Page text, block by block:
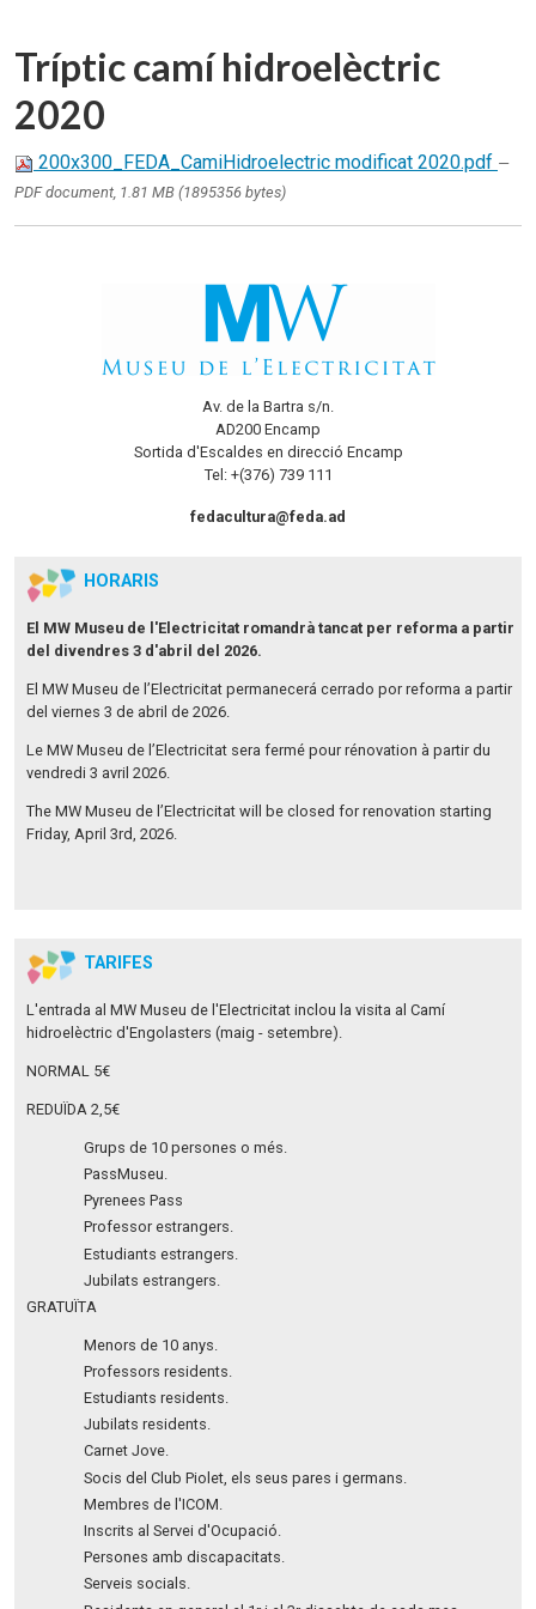
Tríptic camí hidroelèctric
2020
200x300_FEDA_CamiHidroelectric modificat 2020.pdf —
PDF document, 1.81 MB (1895356 bytes)
Av. de la Bartra s/n.
AD200 Encamp
Sortida d'Escaldes en direcció Encamp
Tel: +(376) 739 111
fedacultura@feda.ad
HORARIS
El MW Museu de l'Electricitat romandrà tancat per reforma a partir
del divendres 3 d'abril del 2026.
El MW Museu de l’Electricitat permanecerá cerrado por reforma a partir
del viernes 3 de abril de 2026.
Le MW Museu de l’Electricitat sera fermé pour rénovation à partir du
vendredi 3 avril 2026.
The MW Museu de l’Electricitat will be closed for renovation starting
Friday, April 3rd, 2026.
TARIFES
L'entrada al MW Museu de l'Electricitat inclou la visita al Camí
hidroelèctric d'Engolasters (maig - setembre).
NORMAL 5€
REDUÏDA 2,5€
Grups de 10 persones o més.
PassMuseu.
Pyrenees Pass
Professor estrangers.
Estudiants estrangers.
Jubilats estrangers.
GRATUÏTA
Menors de 10 anys.
Professors residents.
Estudiants residents.
Jubilats residents.
Carnet Jove.
Socis del Club Piolet, els seus pares i germans.
Membres de l'ICOM.
Inscrits al Servei d'Ocupació.
Persones amb discapacitats.
Serveis socials.